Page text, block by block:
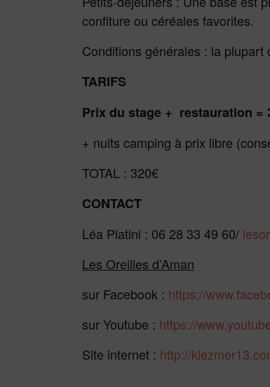
confiture ou céréales favorites.
Conditions générales : la
TARIFS
Prix du stage + restauration =
+ nuits camping à prix libre
TOTAL : 320€
CONTACT
Léa Platini : 06 28 33 49 60/
Les Oreilles d’Aman
sur Facebook : https://
sur Youtube : https://
Site internet : http://